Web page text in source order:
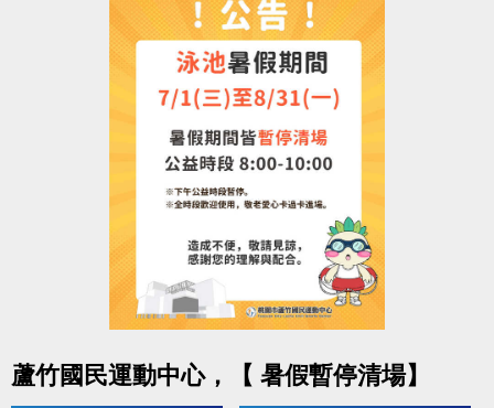
持續運動不僅讓身體更健康，
還能感受滿滿的鼓勵與心意
-洽詢專線：03-2639066 #112
-官網 :
https://www.lzsports.com.tw/zh_TW/news/pageID/1/
-FB : 桃園市蘆竹國民運動中心
-IG : @luzhusports
蘆竹國民運動中心，【 暑假暫停清場】